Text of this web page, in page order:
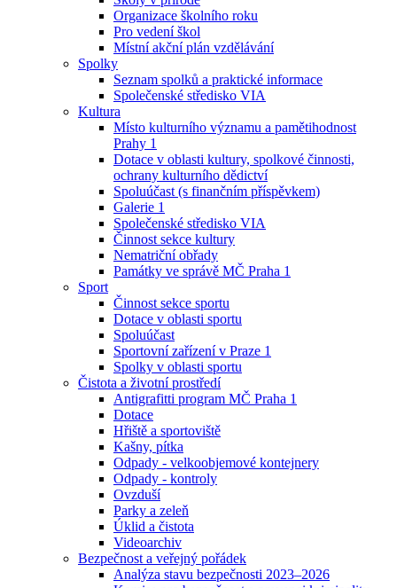
Organizace školního roku
Pro vedení škol
Místní akční plán vzdělávání
Spolky
Seznam spolků a praktické informace
Společenské středisko VIA
Kultura
Místo kulturního významu a pamětihodnost
Prahy 1
Dotace v oblasti kultury, spolkové činnosti,
ochrany kulturního dědictví
Spoluúčast (s finančním příspěvkem)
Galerie 1
Společenské středisko VIA
Činnost sekce kultury
Nematriční obřady
Památky ve správě MČ Praha 1
Sport
Činnost sekce sportu
Dotace v oblasti sportu
Spoluúčast
Sportovní zařízení v Praze 1
Spolky v oblasti sportu
Čistota a životní prostředí
Antigrafitti program MČ Praha 1
Dotace
Hřiště a sportoviště
Kašny, pítka
Odpady - velkoobjemové kontejnery
Odpady - kontroly
Ovzduší
Parky a zeleň
Úklid a čistota
Videoarchiv
Bezpečnost a veřejný pořádek
Analýza stavu bezpečnosti 2023–2026